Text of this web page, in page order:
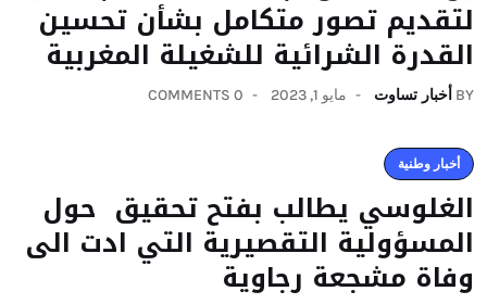
لتقديم تصور متكامل بشأن تحسين
القدرة الشرائية للشغيلة المغربية
BY أخبار تساوت مايو 1, 2023 0 COMMENTS
أخبار وطنية
الغلوسي يطالب بفتح تحقيق حول
المسؤولية التقصيرية التي ادت الى
وفاة مشجعة رجاوية